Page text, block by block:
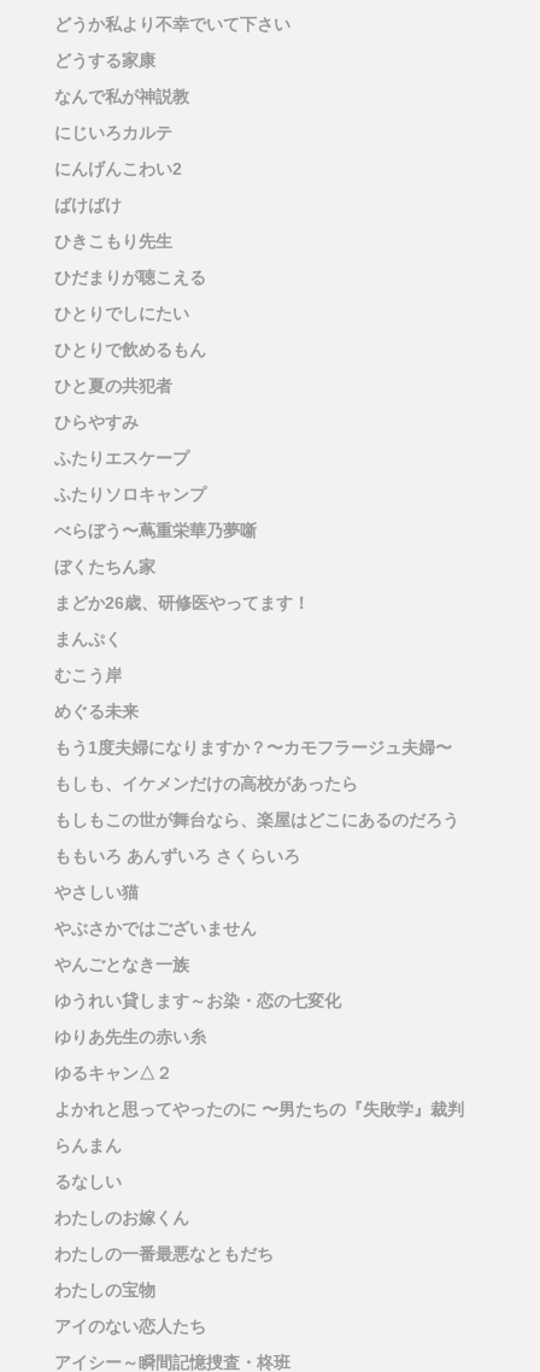
どうか私より不幸でいて下さい
どうする家康
なんで私が神説教
にじいろカルテ
にんげんこわい2
ばけばけ
ひきこもり先生
ひだまりが聴こえる
ひとりでしにたい
ひとりで飲めるもん
ひと夏の共犯者
ひらやすみ
ふたりエスケープ
ふたりソロキャンプ
べらぼう〜蔦重栄華乃夢噺
ぼくたちん家
まどか26歳、研修医やってます！
まんぷく
むこう岸
めぐる未来
もう1度夫婦になりますか？〜カモフラージュ夫婦〜
もしも、イケメンだけの高校があったら
もしもこの世が舞台なら、楽屋はどこにあるのだろう
ももいろ あんずいろ さくらいろ
やさしい猫
やぶさかではございません
やんごとなき一族
ゆうれい貸します～お染・恋の七変化
ゆりあ先生の赤い糸
ゆるキャン△２
よかれと思ってやったのに 〜男たちの『失敗学』裁判
らんまん
るなしい
わたしのお嫁くん
わたしの一番最悪なともだち
わたしの宝物
アイのない恋人たち
アイシー～瞬間記憶捜査・柊班